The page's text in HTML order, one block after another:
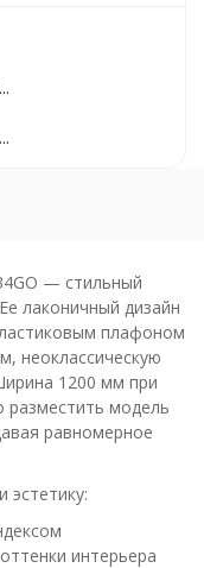
— стильный
лаконичный дизайн
плафоном
неоклассическую
1200 мм при
разместить модель
равномерное
эстетику:
интерьера